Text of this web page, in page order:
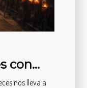
con
nos lleva a